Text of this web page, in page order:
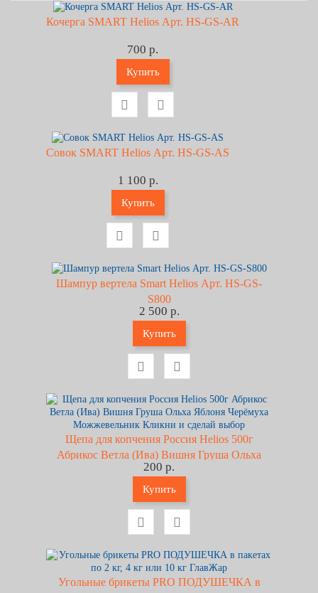
Кочерга SMART Helios Арт. HS-GS-AR
700 р.
Купить
Совок SMART Helios Арт. HS-GS-AS
1 100 р.
Купить
Шампур вертела Smart Helios Арт. HS-GS-
S800
2 500 р.
Купить
Щепа для копчения Россия Helios 500г
Абрикос Ветла (Ива) Вишня Груша Ольха
Яблоня Черёмуха Можжевельник Кликни и
сделай выбор
200 р.
Купить
Угольные брикеты PRO ПОДУШЕЧКА в